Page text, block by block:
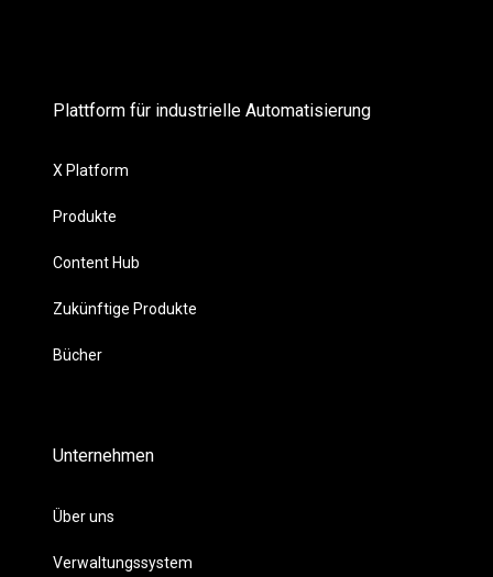
Plattform für industrielle Automatisierung
X Platform
Produkte
Content Hub
Zukünftige Produkte
Bücher
Unternehmen
Über uns
Verwaltungssystem